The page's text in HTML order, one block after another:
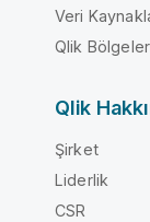
Veri
Qlik
Qlik
Şirket
Liderlik
CSR